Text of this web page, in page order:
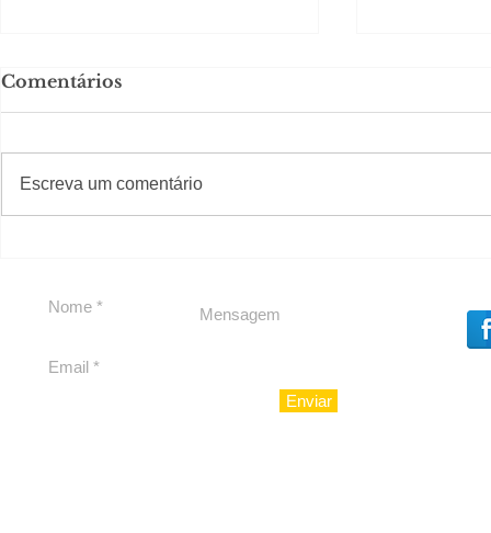
Comentários
Escreva um comentário
#Sugestões
Enviar